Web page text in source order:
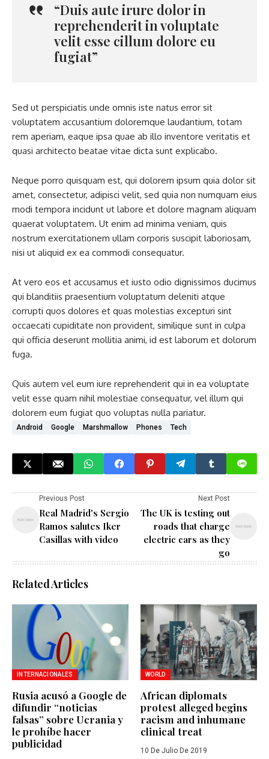
“Duis aute irure dolor in
reprehenderit in voluptate
velit esse cillum dolore eu
fugiat”
Sed ut perspiciatis unde omnis iste natus error sit
voluptatem accusantium doloremque laudantium, totam
rem aperiam, eaque ipsa quae ab illo inventore veritatis et
quasi architecto beatae vitae dicta sunt explicabo.
Neque porro quisquam est, qui dolorem ipsum quia dolor sit
amet, consectetur, adipisci velit, sed quia non numquam eius
modi tempora incidunt ut labore et dolore magnam aliquam
quaerat voluptatem. Ut enim ad minima veniam, quis
nostrum exercitationem ullam corporis suscipit laboriosam,
nisi ut aliquid ex ea commodi consequatur.
At vero eos et accusamus et iusto odio dignissimos ducimus
qui blanditiis praesentium voluptatum deleniti atque
corrupti quos dolores et quas molestias excepturi sint
occaecati cupiditate non provident, similique sunt in culpa
qui officia deserunt mollitia animi, id est laborum et dolorum
fuga.
Quis autem vel eum iure reprehenderit qui in ea voluptate
velit esse quam nihil molestiae consequatur, vel illum qui
dolorem eum fugiat quo voluptas nulla pariatur.
Android Google Marshmallow Phones Tech
Previous Post
Real Madrid's Sergio
Ramos salutes Iker
Casillas with video
Next Post
The UK is testing out
roads that charge
electric cars as they
go
Related Articles
INTERNACIONALES
Rusia acusó a Google de
difundir “noticias
falsas” sobre Ucrania y
le prohíbe hacer
publicidad
WORLD
African diplomats
protest alleged begins
racism and inhumane
clinical treat
10 De Julio De 2019